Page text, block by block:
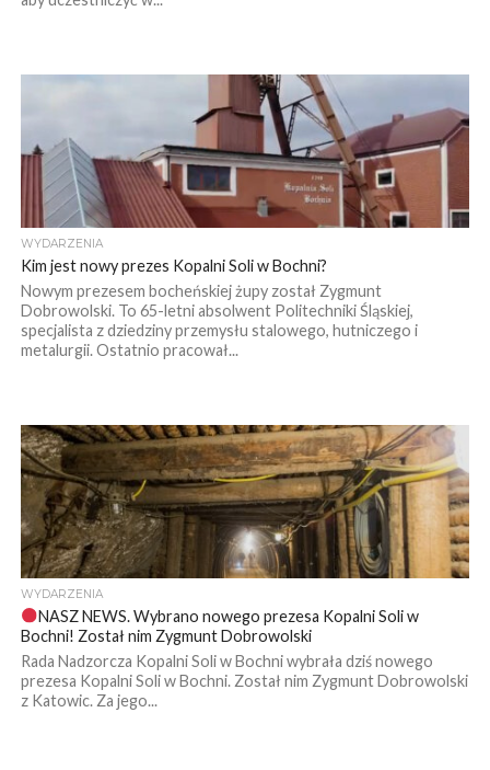
WYDARZENIA
Kim jest nowy prezes Kopalni Soli w Bochni?
Nowym prezesem bocheńskiej żupy został Zygmunt
Dobrowolski. To 65-letni absolwent Politechniki Śląskiej,
specjalista z dziedziny przemysłu stalowego, hutniczego i
metalurgii. Ostatnio pracował...
WYDARZENIA
NASZ NEWS. Wybrano nowego prezesa Kopalni Soli w
Bochni! Został nim Zygmunt Dobrowolski
Rada Nadzorcza Kopalni Soli w Bochni wybrała dziś nowego
prezesa Kopalni Soli w Bochni. Został nim Zygmunt Dobrowolski
z Katowic. Za jego...